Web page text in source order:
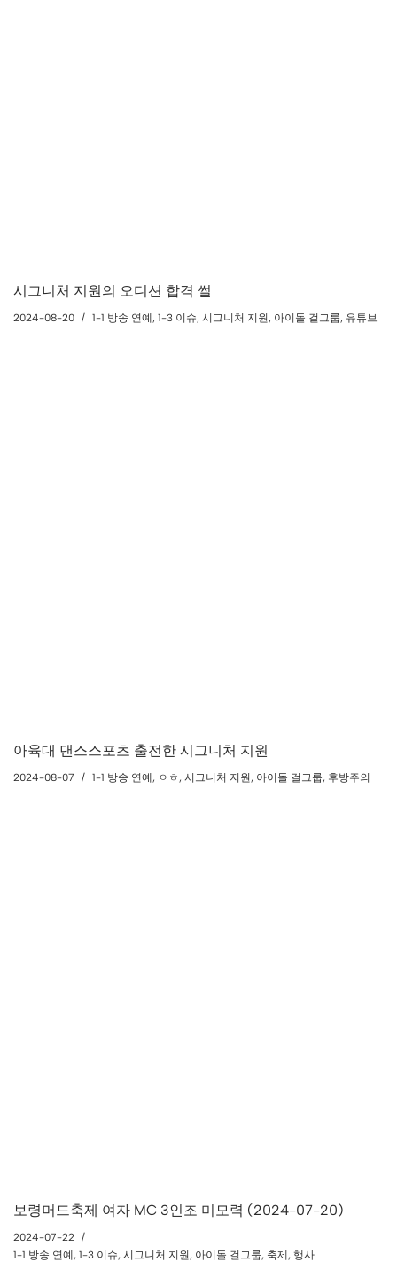
시그니처 지원의 오디션 합격 썰
2024-08-20 1-1 방송 연예, 1-3 이슈, 시그니처 지원, 아이돌 걸그룹, 유튜브
아육대 댄스스포츠 출전한 시그니처 지원
2024-08-07 1-1 방송 연예, ㅇㅎ , 시그니처 지원, 아이돌 걸그룹, 후방주의
보령머드축제 여자 MC 3인조 미모력 (2024-07-20)
2024-07-22
1-1 방송 연예, 1-3 이슈, 시그니처 지원, 아이돌 걸그룹, 축제, 행사